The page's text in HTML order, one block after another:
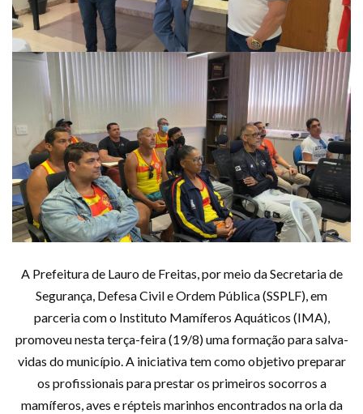
A Prefeitura de Lauro de Freitas, por meio da Secretaria de
Segurança, Defesa Civil e Ordem Pública (SSPLF), em
parceria com o Instituto Mamíferos Aquáticos (IMA),
promoveu nesta terça-feira (19/8) uma formação para salva-
vidas do município. A iniciativa tem como objetivo preparar
os profissionais para prestar os primeiros socorros a
mamíferos, aves e répteis marinhos encontrados na orla da